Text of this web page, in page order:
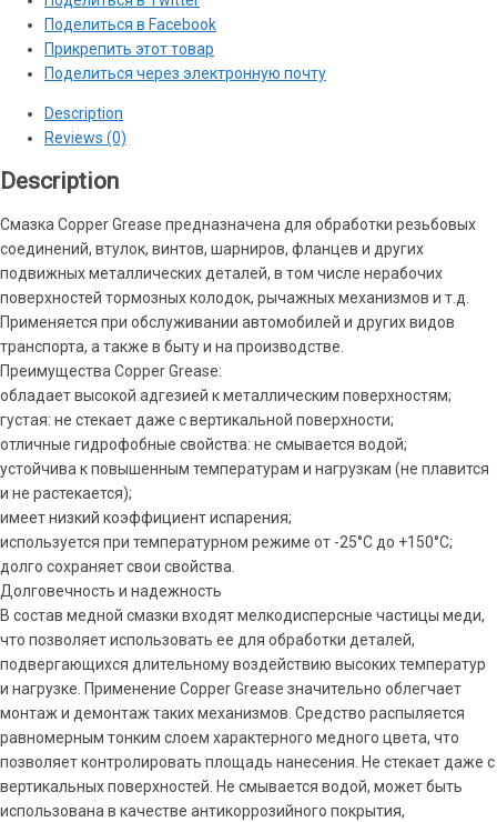
AIM-
ONE
Поделиться в Facebook
Прикрепить этот товар
Поделиться через электронную почту
Description
Reviews (0)
Description
Смазка Copper Grease предназначена для обработки резьбовых
соединений, втулок, винтов, шарниров, фланцев и других
подвижных металлических деталей, в том числе нерабочих
поверхностей тормозных колодок, рычажных механизмов и т.д.
Применяется при обслуживании автомобилей и других видов
транспорта, а также в быту и на производстве.
Преимущества Copper Grease:
обладает высокой адгезией к металлическим поверхностям;
густая: не стекает даже с вертикальной поверхности;
отличные гидрофобные свойства: не смывается водой;
устойчива к повышенным температурам и нагрузкам (не плавится
и не растекается);
имеет низкий коэффициент испарения;
используется при температурном режиме от -25°С до +150°С;
долго сохраняет свои свойства.
Долговечность и надежность
В состав медной смазки входят мелкодисперсные частицы меди,
что позволяет использовать ее для обработки деталей,
подвергающихся длительному воздействию высоких температур
и нагрузке. Применение Copper Grease значительно облегчает
монтаж и демонтаж таких механизмов. Средство распыляется
равномерным тонким слоем характерного медного цвета, что
позволяет контролировать площадь нанесения. Не стекает даже с
вертикальных поверхностей. Не смывается водой, может быть
использована в качестве антикоррозийного покрытия,